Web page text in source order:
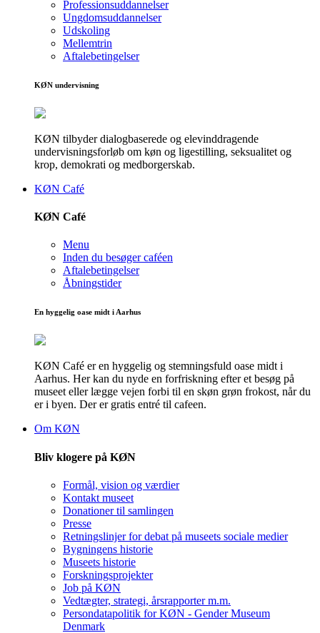
Professionsuddannelser
Ungdomsuddannelser
Udskoling
Mellemtrin
Aftalebetingelser
KØN undervisning
KØN tilbyder dialogbaserede og elevinddragende
undervisningsforløb om køn og ligestilling, seksualitet og
krop, demokrati og medborgerskab.
KØN Café
KØN Café
Menu
Inden du besøger caféen
Aftalebetingelser
Åbningstider
En hyggelig oase midt i Aarhus
KØN Café er en hyggelig og stemningsfuld oase midt i
Aarhus. Her kan du nyde en forfriskning efter et besøg på
museet eller lægge vejen forbi til en skøn grøn frokost, når du
er i byen. Der er gratis entré til cafeen.
Om KØN
Bliv klogere på KØN
Formål, vision og værdier
Kontakt museet
Donationer til samlingen
Presse
Retningslinjer for debat på museets sociale medier
Bygningens historie
Museets historie
Forskningsprojekter
Job på KØN
Vedtægter, strategi, årsrapporter m.m.
Persondatapolitik for KØN - Gender Museum
Denmark